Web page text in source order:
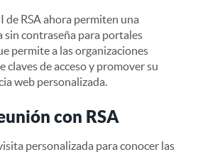
de RSA ahora permiten una
sin contraseña para portales
permite a las organizaciones
claves de acceso y promover su
web personalizada.
con RSA
personalizada para conocer las